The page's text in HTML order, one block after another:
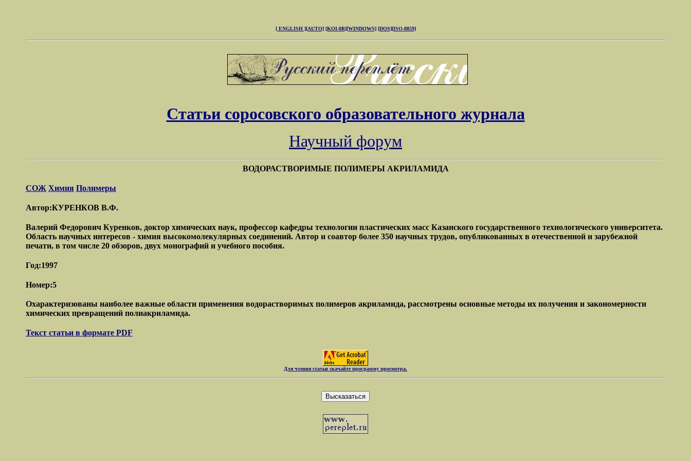
[ ENGLISH ][AUTO] [KOI-8R][WINDOWS] [DOS][ISO-8859]
Статьи соросовского образовательного журнала
Научный форум
ВОДОРАСТВОРИМЫЕ ПОЛИМЕРЫ АКРИЛАМИДА
СОЖ Химия Полимеры
Автор:КУРЕНКОВ В.Ф.
Валерий Федорович Куренков, доктор химических наук, профессор кафедры технологии пластических масс Казанского государственного технологического университета.
Область научных интересов - химия высокомолекулярных соединений. Автор и соавтор более 350 научных трудов, опубликованных в отечественной и зарубежной
печати, в том числе 20 обзоров, двух монографий и учебного пособия.
Год:1997
Номер:5
Охарактеризованы наиболее важные области применения водорастворимых полимеров акриламида, рассмотрены основные методы их получения и закономерности
химических превращений полиакриламида.
Текст статьи в формате PDF
Для чтения статьи скачайте программу просмотра.